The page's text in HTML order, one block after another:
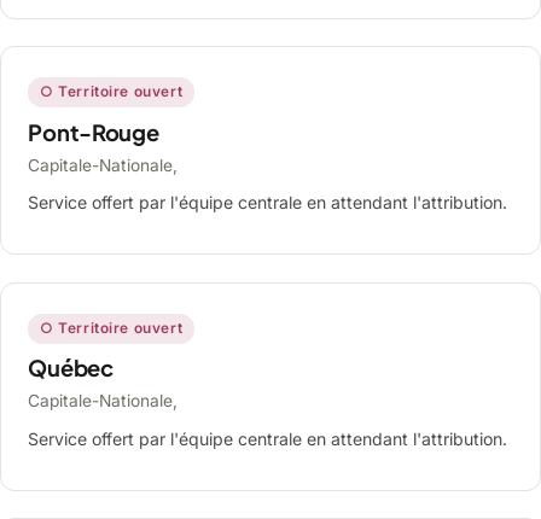
○ Territoire ouvert
Pont-Rouge
Capitale-Nationale,
Service offert par l'équipe centrale en attendant l'attribution.
○ Territoire ouvert
Québec
Capitale-Nationale,
Service offert par l'équipe centrale en attendant l'attribution.